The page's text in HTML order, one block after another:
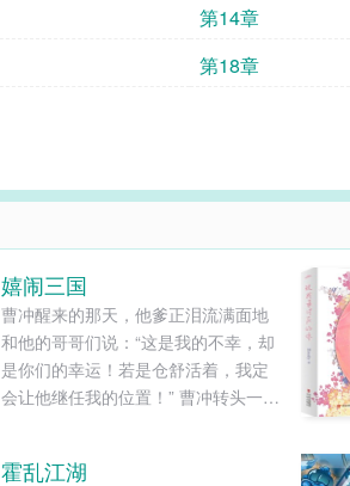
第14章
第18章
嬉闹三国
曹冲醒来的那天，他爹正泪流满面地
和他的哥哥们说：“这是我的不幸，却
是你们的幸运！若是仓舒活着，我定
会让他继任我的位置！” 曹冲转头一
曹冲一动，所有人齐刷刷地看向他。
霍乱江湖